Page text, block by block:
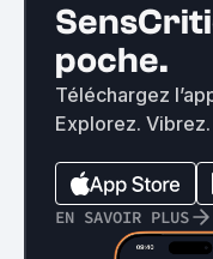
poche.
Téléchargez
Explorez.
EN SAVOIR PLUS